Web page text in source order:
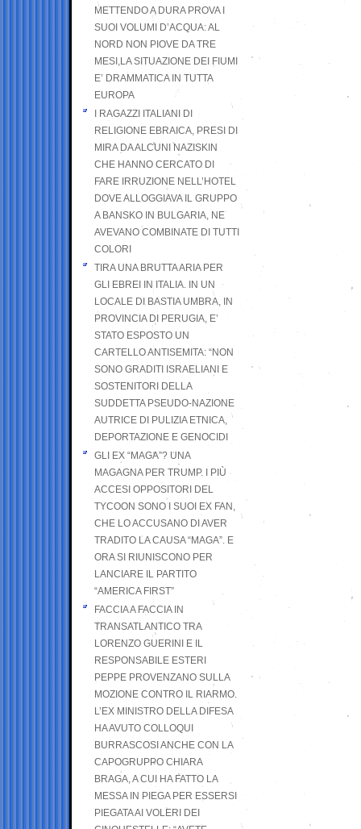
METTENDO A DURA PROVA I
SUOI VOLUMI D’ACQUA: AL
NORD NON PIOVE DA TRE
MESI,LA SITUAZIONE DEI FIUMI
E’ DRAMMATICA IN TUTTA
EUROPA
I RAGAZZI ITALIANI DI
RELIGIONE EBRAICA, PRESI DI
MIRA DA ALCUNI NAZISKIN
CHE HANNO CERCATO DI
FARE IRRUZIONE NELL’HOTEL
DOVE ALLOGGIAVA IL GRUPPO
A BANSKO IN BULGARIA, NE
AVEVANO COMBINATE DI TUTTI
COLORI
TIRA UNA BRUTTA ARIA PER
GLI EBREI IN ITALIA. IN UN
LOCALE DI BASTIA UMBRA, IN
PROVINCIA DI PERUGIA, E’
STATO ESPOSTO UN
CARTELLO ANTISEMITA: “NON
SONO GRADITI ISRAELIANI E
SOSTENITORI DELLA
SUDDETTA PSEUDO-NAZIONE
AUTRICE DI PULIZIA ETNICA,
DEPORTAZIONE E GENOCIDI
GLI EX “MAGA”? UNA
MAGAGNA PER TRUMP. I PIÙ
ACCESI OPPOSITORI DEL
TYCOON SONO I SUOI EX FAN,
CHE LO ACCUSANO DI AVER
TRADITO LA CAUSA “MAGA”. E
ORA SI RIUNISCONO PER
LANCIARE IL PARTITO
“AMERICA FIRST”
FACCIA A FACCIA IN
TRANSATLANTICO TRA
LORENZO GUERINI E IL
RESPONSABILE ESTERI
PEPPE PROVENZANO SULLA
MOZIONE CONTRO IL RIARMO.
L’EX MINISTRO DELLA DIFESA
HA AVUTO COLLOQUI
BURRASCOSI ANCHE CON LA
CAPOGRUPPO CHIARA
BRAGA, A CUI HA FATTO LA
MESSA IN PIEGA PER ESSERSI
PIEGATA AI VOLERI DEI